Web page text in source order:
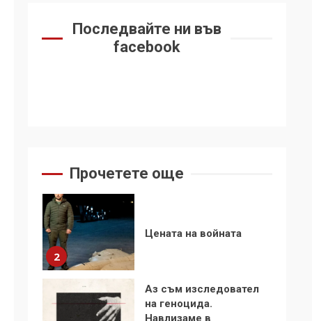
Последвайте ни във
facebook
Прочетете още
Удължаването на
„Чат контрола“ в ЕС е
стъпки от 1972 г.
2
Цената на войната
Аз съм изследовател
на геноцида.
Навлизаме в